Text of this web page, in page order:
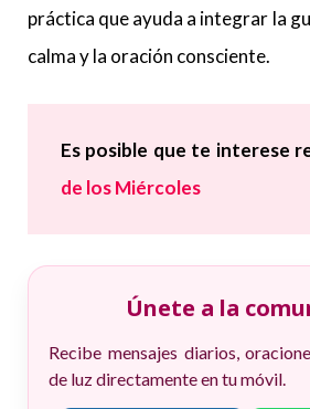
práctica que ayuda a integrar la
calma y la oración consciente.
Es posible que te interese
de losMiércoles
Únete a la
Recibe mensajes diarios,
de luz directamente en tu móvil.